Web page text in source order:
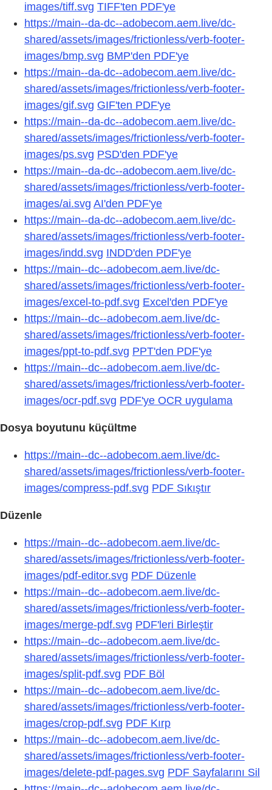
images/tiff.svg TIFF'ten PDF'ye
https://main--da-dc--adobecom.aem.live/dc-
shared/assets/images/frictionless/verb-footer-
images/bmp.svg BMP'den PDF'ye
https://main--da-dc--adobecom.aem.live/dc-
shared/assets/images/frictionless/verb-footer-
images/gif.svg GIF'ten PDF'ye
https://main--da-dc--adobecom.aem.live/dc-
shared/assets/images/frictionless/verb-footer-
images/ps.svg PSD'den PDF'ye
https://main--da-dc--adobecom.aem.live/dc-
shared/assets/images/frictionless/verb-footer-
images/ai.svg AI'den PDF'ye
https://main--da-dc--adobecom.aem.live/dc-
shared/assets/images/frictionless/verb-footer-
images/indd.svg INDD'den PDF'ye
https://main--dc--adobecom.aem.live/dc-
shared/assets/images/frictionless/verb-footer-
images/excel-to-pdf.svg Excel'den PDF'ye
https://main--dc--adobecom.aem.live/dc-
shared/assets/images/frictionless/verb-footer-
images/ppt-to-pdf.svg PPT'den PDF'ye
https://main--dc--adobecom.aem.live/dc-
shared/assets/images/frictionless/verb-footer-
images/ocr-pdf.svg PDF'ye OCR uygulama
Dosya boyutunu küçültme
https://main--dc--adobecom.aem.live/dc-
shared/assets/images/frictionless/verb-footer-
images/compress-pdf.svg PDF Sıkıştır
Düzenle
https://main--dc--adobecom.aem.live/dc-
shared/assets/images/frictionless/verb-footer-
images/pdf-editor.svg PDF Düzenle
https://main--dc--adobecom.aem.live/dc-
shared/assets/images/frictionless/verb-footer-
images/merge-pdf.svg PDF'leri Birleştir
https://main--dc--adobecom.aem.live/dc-
shared/assets/images/frictionless/verb-footer-
images/split-pdf.svg PDF Böl
https://main--dc--adobecom.aem.live/dc-
shared/assets/images/frictionless/verb-footer-
images/crop-pdf.svg PDF Kırp
https://main--dc--adobecom.aem.live/dc-
shared/assets/images/frictionless/verb-footer-
images/delete-pdf-pages.svg PDF Sayfalarını Sil